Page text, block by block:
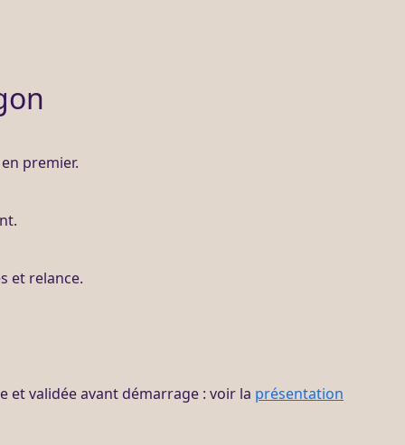
en premier.
et relance.
et validée avant démarrage : voir la présentation